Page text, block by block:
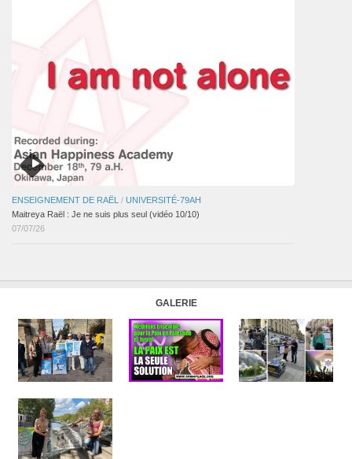
ENSEIGNEMENT DE RAËL / UNIVERSITÉ-79AH
Maitreya Raël : Je ne suis plus seul (vidéo 10/10)
07/07/26
GALERIE